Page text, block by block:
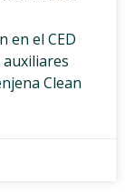
en el CED
auxiliares
Clean